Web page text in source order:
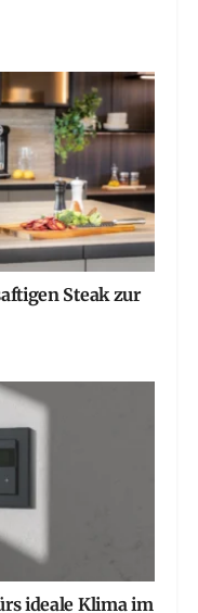
Steak zur
ideale Klima im